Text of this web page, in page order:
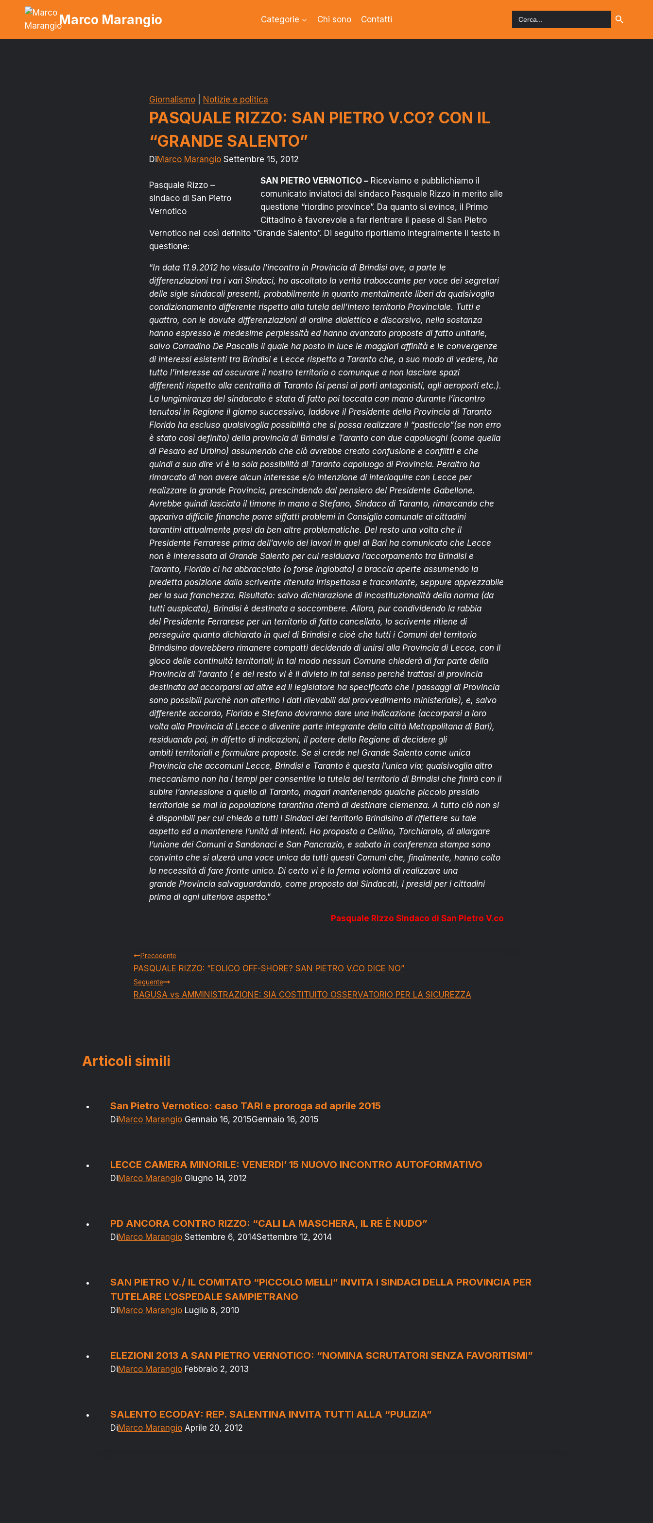
Marco Marangio Categorie Chi sono Contatti
for:
Search Button
Giornalismo Notizie e politica
PASQUALE RIZZO: SAN PIETRO V.CO? CON IL
“GRANDE SALENTO”
DiMarco Marangio Settembre 15, 2012
Pasquale Rizzo –
sindaco di San Pietro
Vernotico
SAN PIETRO VERNOTICO – Riceviamo e pubblichiamo il
comunicato inviatoci dal sindaco Pasquale Rizzo in merito alle
questione “riordino province”. Da quanto si evince, il Primo
Cittadino è favorevole a far rientrare il paese di San Pietro
Vernotico nel così definito “Grande Salento”. Di seguito riportiamo integralmente il testo in
questione:
“In data 11.9.2012 ho vissuto l’incontro in Provincia di Brindisi ove, a parte le
differenziazioni tra i vari Sindaci, ho ascoltato la verità traboccante per voce dei segretari
delle sigle sindacali presenti, probabilmente in quanto mentalmente liberi da qualsivoglia
condizionamento differente rispetto alla tutela dell’intero territorio Provinciale. Tutti e
quattro, con le dovute differenziazioni di ordine dialettico e discorsivo, nella sostanza
hanno espresso le medesime perplessità ed hanno avanzato proposte di fatto unitarie,
salvo Corradino De Pascalis il quale ha posto in luce le maggiori affinità e le convergenze
di interessi esistenti tra Brindisi e Lecce rispetto a Taranto che, a suo modo di vedere, ha
tutto l’interesse ad oscurare il nostro territorio o comunque a non lasciare spazi
differenti rispetto alla centralità di Taranto (si pensi ai porti antagonisti, agli aeroporti etc.).
La lungimiranza del sindacato è stata di fatto poi toccata con mano durante l’incontro
tenutosi in Regione il giorno successivo, laddove il Presidente della Provincia di Taranto
Florido ha escluso qualsivoglia possibilità che si possa realizzare il “pasticcio”(se non erro
è stato così definito) della provincia di Brindisi e Taranto con due capoluoghi (come quella
di Pesaro ed Urbino) assumendo che ciò avrebbe creato confusione e conflitti e che
quindi a suo dire vi è la sola possibilità di Taranto capoluogo di Provincia. Peraltro ha
rimarcato di non avere alcun interesse e/o intenzione di interloquire con Lecce per
realizzare la grande Provincia, prescindendo dal pensiero del Presidente Gabellone.
Avrebbe quindi lasciato il timone in mano a Stefano, Sindaco di Taranto, rimarcando che
appariva difficile finanche porre siffatti problemi in Consiglio comunale ai cittadini
tarantini attualmente presi da ben altre problematiche. Del resto una volta che il
Presidente Ferrarese prima dell’avvio dei lavori in quel di Bari ha comunicato che Lecce
non è interessata al Grande Salento per cui residuava l’accorpamento tra Brindisi e
Taranto, Florido ci ha abbracciato (o forse inglobato) a braccia aperte assumendo la
predetta posizione dallo scrivente ritenuta irrispettosa e tracontante, seppure apprezzabile
per la sua franchezza. Risultato: salvo dichiarazione di incostituzionalità della norma (da
tutti auspicata), Brindisi è destinata a soccombere. Allora, pur condividendo la rabbia
del Presidente Ferrarese per un territorio di fatto cancellato, lo scrivente ritiene di
perseguire quanto dichiarato in quel di Brindisi e cioè che tutti i Comuni del territorio
Brindisino dovrebbero rimanere compatti decidendo di unirsi alla Provincia di Lecce, con il
gioco delle continuità territoriali; in tal modo nessun Comune chiederà di far parte della
Provincia di Taranto ( e del resto vi è il divieto in tal senso perché trattasi di provincia
destinata ad accorparsi ad altre ed il legislatore ha specificato che i passaggi di Provincia
sono possibili purchè non alterino i dati rilevabili dal provvedimento ministeriale), e, salvo
differente accordo, Florido e Stefano dovranno dare una indicazione (accorparsi a loro
volta alla Provincia di Lecce o divenire parte integrante della città Metropolitana di Bari),
residuando poi, in difetto di indicazioni, il potere della Regione di decidere gli
ambiti territoriali e formulare proposte. Se si crede nel Grande Salento come unica
Provincia che accomuni Lecce, Brindisi e Taranto è questa l’unica via; qualsivoglia altro
meccanismo non ha i tempi per consentire la tutela del territorio di Brindisi che finirà con il
subire l’annessione a quello di Taranto, magari mantenendo qualche piccolo presidio
territoriale se mai la popolazione tarantina riterrà di destinare clemenza. A tutto ciò non si
è disponibili per cui chiedo a tutti i Sindaci del territorio Brindisino di riflettere su tale
aspetto ed a mantenere l’unità di intenti. Ho proposto a Cellino, Torchiarolo, di allargare
l’unione dei Comuni a Sandonaci e San Pancrazio, e sabato in conferenza stampa sono
convinto che si alzerà una voce unica da tutti questi Comuni che, finalmente, hanno colto
la necessità di fare fronte unico. Di certo vi è la ferma volontà di realizzare una
grande Provincia salvaguardando, come proposto dai Sindacati, i presidi per i cittadini
prima di ogni ulteriore aspetto.”
Pasquale Rizzo Sindaco di San Pietro V.co
Navigazione
articoli
Precedente
PASQUALE RIZZO: “EOLICO OFF-SHORE? SAN PIETRO V.CO DICE NO”
Seguente
RAGUSA vs AMMINISTRAZIONE: SIA COSTITUITO OSSERVATORIO PER LA SICUREZZA
Articoli simili
San Pietro Vernotico: caso TARI e proroga ad aprile 2015
DiMarco Marangio Gennaio 16, 2015Gennaio 16, 2015
LECCE CAMERA MINORILE: VENERDI’ 15 NUOVO INCONTRO AUTOFORMATIVO
DiMarco Marangio Giugno 14, 2012
PD ANCORA CONTRO RIZZO: “CALI LA MASCHERA, IL RE È NUDO”
DiMarco Marangio Settembre 6, 2014Settembre 12, 2014
SAN PIETRO V./ IL COMITATO “PICCOLO MELLI” INVITA I SINDACI DELLA PROVINCIA PER
TUTELARE L’OSPEDALE SAMPIETRANO
DiMarco Marangio Luglio 8, 2010
ELEZIONI 2013 A SAN PIETRO VERNOTICO: “NOMINA SCRUTATORI SENZA FAVORITISMI”
DiMarco Marangio Febbraio 2, 2013
SALENTO ECODAY: REP. SALENTINA INVITA TUTTI ALLA “PULIZIA”
DiMarco Marangio Aprile 20, 2012